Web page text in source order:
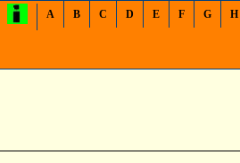
A B C D E F G H